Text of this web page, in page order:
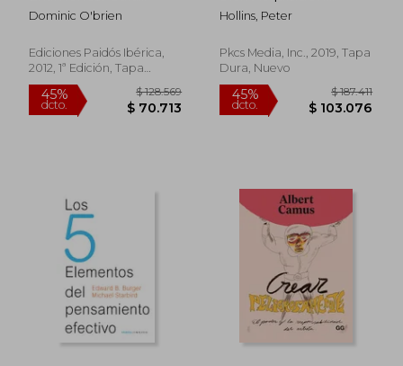
dcto.
45%
dcto.
Práctica Para
Aumentar la Memoria
los Estudios
Dominic O'brien
Ediciones Paidós Ibérica,
2012, 1ª Edición, Tapa
Blanda, Nuevo
Advanced Methods to
Learn, Remember,
and Information (en
Inglés)
Hollins, Peter
Pkcs Media, Inc., 2019, Tapa
Dura, Nuevo